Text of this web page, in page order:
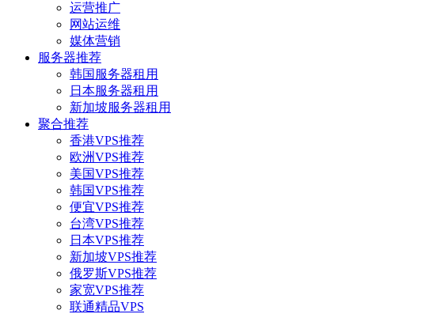
运营推广
网站运维
媒体营销
服务器推荐
韩国服务器租用
日本服务器租用
新加坡服务器租用
聚合推荐
香港VPS推荐
欧洲VPS推荐
美国VPS推荐
韩国VPS推荐
便宜VPS推荐
台湾VPS推荐
日本VPS推荐
新加坡VPS推荐
俄罗斯VPS推荐
家宽VPS推荐
联通精品VPS